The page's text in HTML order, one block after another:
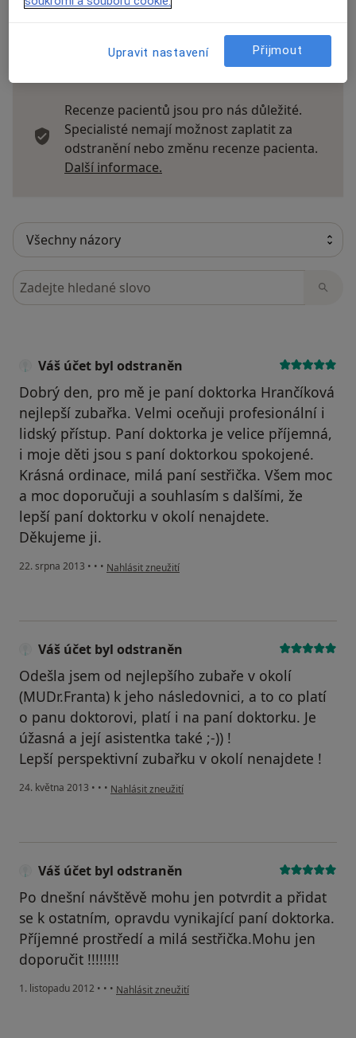
Recenze pacientů jsou pro nás důležité.
Specialisté nemají možnost zaplatit za
odstranění nebo změnu recenze pacienta.
Další informace.
Hledejte v názorech
Váš účet byl odstraněn
Dobrý den, pro mě je paní doktorka Hrančíková
nejlepší zubařka. Velmi oceňuji profesionální i
lidský přístup. Paní doktorka je velice příjemná,
i moje děti jsou s paní doktorkou spokojené.
Krásná ordinace, milá paní sestřička. Všem moc
a moc doporučuji a souhlasím s dalšími, že
lepší paní doktorku v okolí nenajdete.
Děkujeme ji.
22. srpna 2013 • • • podle názoru uživatele Váš účet byl odstraněn
Nahlásit zneužití
Váš účet byl odstraněn
Odešla jsem od nejlepšího zubaře v okolí
(MUDr.Franta) k jeho následovnici, a to co platí
o panu doktorovi, platí i na paní doktorku. Je
úžasná a její asistentka také ;-)) !
Lepší perspektivní zubařku v okolí nenajdete !
24. května 2013 • • • podle názoru uživatele Váš účet byl odstraněn
Nahlásit zneužití
Váš účet byl odstraněn
Po dnešní návštěvě mohu jen potvrdit a přidat
se k ostatním, opravdu vynikající paní doktorka.
Příjemné prostředí a milá sestřička.Mohu jen
doporučit !!!!!!!!
1. listopadu 2012 • • • podle názoru uživatele Váš účet byl odstraněn
Nahlásit zneužití
Upravit nastavení Přijmout